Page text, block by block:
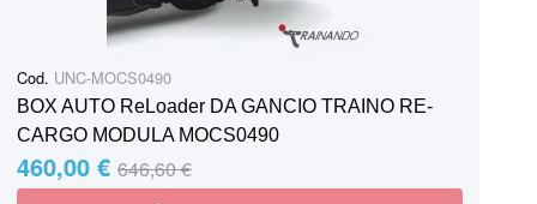
Cod. UNC-MOCS0490
BOX AUTO ReLoader DA GANCIO TRAINO RE-
CARGO MODULA MOCS0490
Special Price
460,00 € Regular Price
646,60 €